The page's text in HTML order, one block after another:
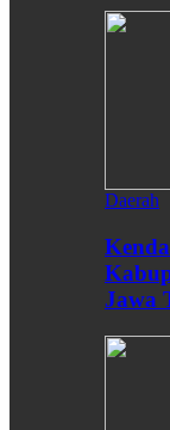
Daerah
Jawa